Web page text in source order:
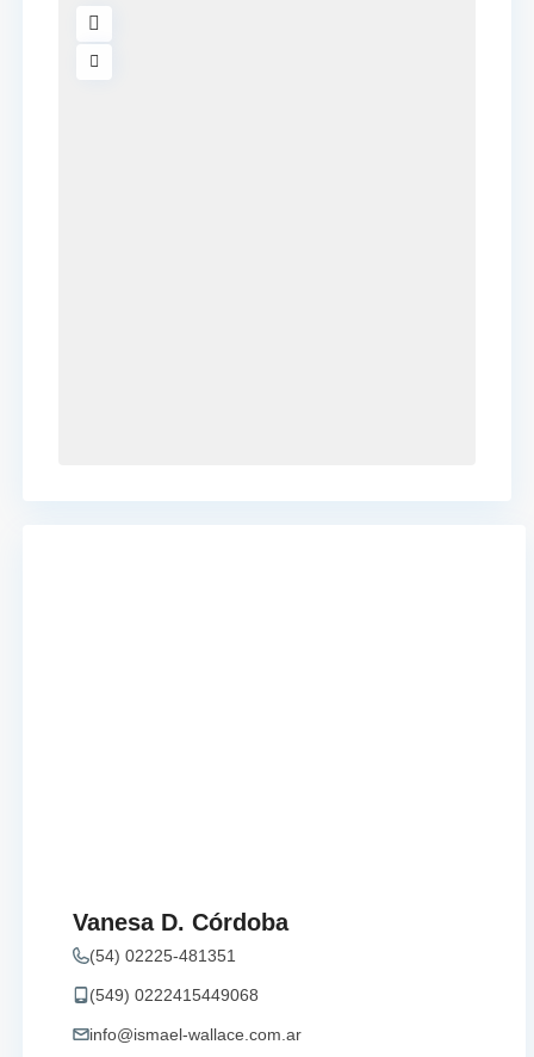
Vanesa D. Córdoba
(54) 02225-481351
(549) 0222415449068
info@ismael-wallace.com.ar